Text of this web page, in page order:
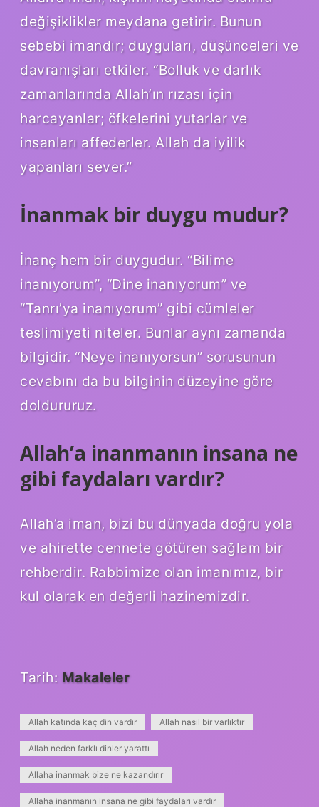
değişiklikler meydana getirir. Bunun
sebebi imandır; duyguları, düşünceleri ve
davranışları etkiler. “Bolluk ve darlık
zamanlarında Allah’ın rızası için
harcayanlar; öfkelerini yutarlar ve
insanları affederler. Allah da iyilik
yapanları sever.”
İnanmak bir duygu mudur?
İnanç hem bir duygudur. “Bilime
inanıyorum”, “Dine inanıyorum” ve
“Tanrı’ya inanıyorum” gibi cümleler
teslimiyeti niteler. Bunlar aynı zamanda
bilgidir. “Neye inanıyorsun” sorusunun
cevabını da bu bilginin düzeyine göre
doldururuz.
Allah’a inanmanın insana ne
gibi faydaları vardır?
Allah’a iman, bizi bu dünyada doğru yola
ve ahirette cennete götüren sağlam bir
rehberdir. Rabbimize olan imanımız, bir
kul olarak en değerli hazinemizdir.
Tarih: Makaleler
Allah katında kaç din vardır Allah nasıl bir varlıktır
Allah neden farklı dinler yarattı
Allaha inanmak bize ne kazandırır
Allaha inanmanın insana ne gibi faydaları vardır